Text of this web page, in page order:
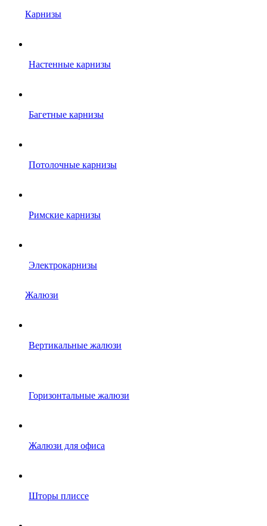
Карнизы
Настенные карнизы
Багетные карнизы
Потолочные карнизы
Римские карнизы
Электрокарнизы
Жалюзи
Вертикальные жалюзи
Горизонтальные жалюзи
Жалюзи для офиса
Шторы плиссе